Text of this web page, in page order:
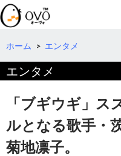
検
索
コ
テ
へ
ホーム > エンタメ
エンタメ
「ブギウギ」ス
ルとなる歌手・
菊地凛子。